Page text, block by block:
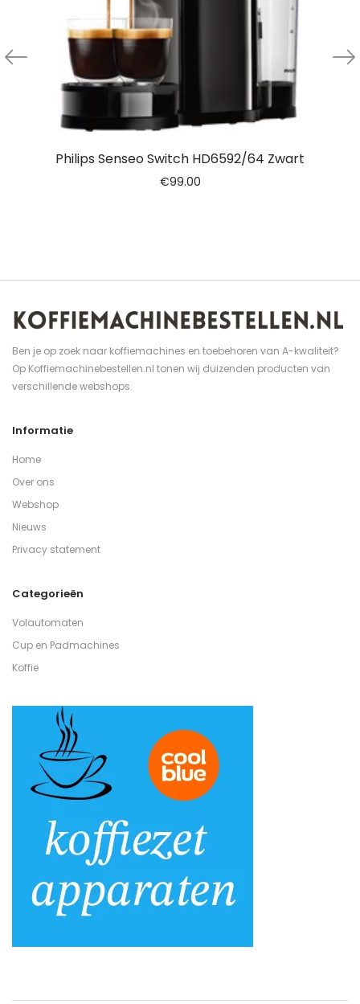
Philips Senseo Switch HD6592/64 Zwart
€99.00
Ben je op zoek naar koffiemachines en toebehoren van A-kwaliteit?
Op Koffiemachinebestellen.nl tonen wij duizenden producten van
verschillende webshops.
Informatie
Home
Over ons
Webshop
Nieuws
Privacy statement
Categorieën
Volautomaten
Cup en Padmachines
Koffie